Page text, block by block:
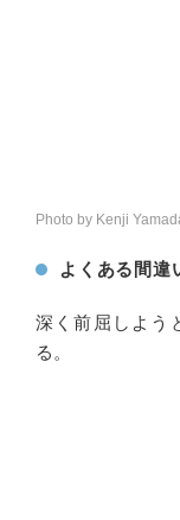
Photo by Kenji
よくある間
深く前屈しよう
る。